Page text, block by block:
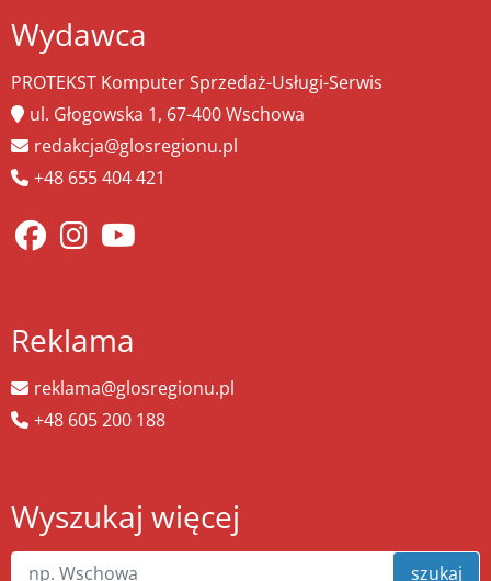
Wydawca
PROTEKST Komputer Sprzedaż-Usługi-Serwis
ul. Głogowska 1, 67-400 Wschowa
redakcja@glosregionu.pl
+48 655 404 421
Reklama
reklama@glosregionu.pl
+48 605 200 188
Wyszukaj więcej
szukaj